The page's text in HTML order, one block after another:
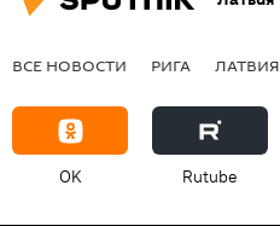
ВСЕ НОВОСТИ РИГА ЛАТВИЯ
OK Rutube